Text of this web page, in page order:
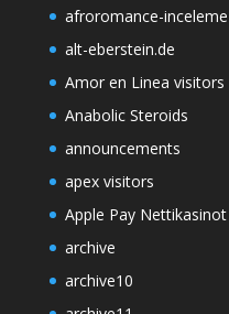
afroromance-
alt-eberstein.de
Amor en Linea visitors
Anabolic Steroids
announcements
apex visitors
Apple Pay Nettikasinot
archive
archive10